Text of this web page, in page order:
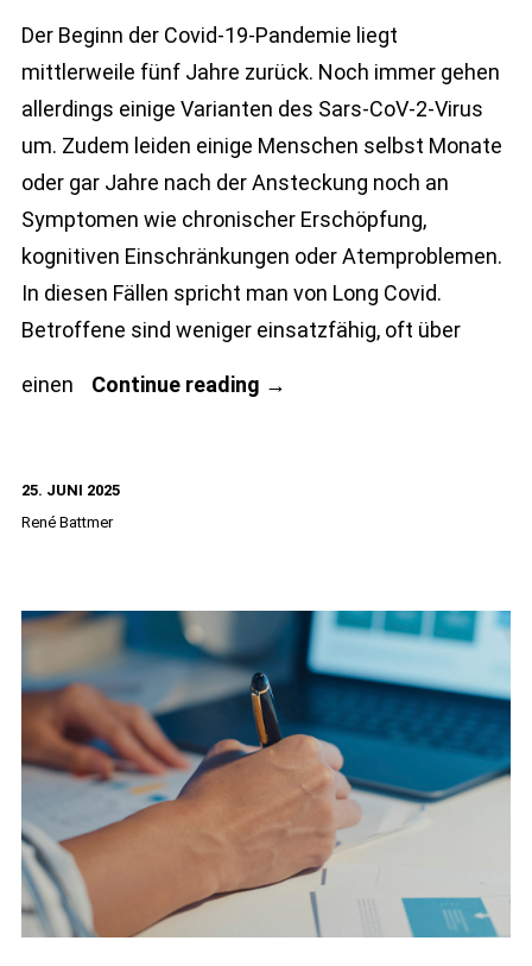
Der Beginn der Covid-19-Pandemie liegt
mittlerweile fünf Jahre zurück. Noch immer gehen
allerdings einige Varianten des Sars-CoV-2-Virus
um. Zudem leiden einige Menschen selbst Monate
oder gar Jahre nach der Ansteckung noch an
Symptomen wie chronischer Erschöpfung,
kognitiven Einschränkungen oder Atemproblemen.
In diesen Fällen spricht man von Long Covid.
Betroffene sind weniger einsatzfähig, oft über
einen Continue reading Long
die
Arbeitswelt
→
25. JUNI 2025
René Battmer